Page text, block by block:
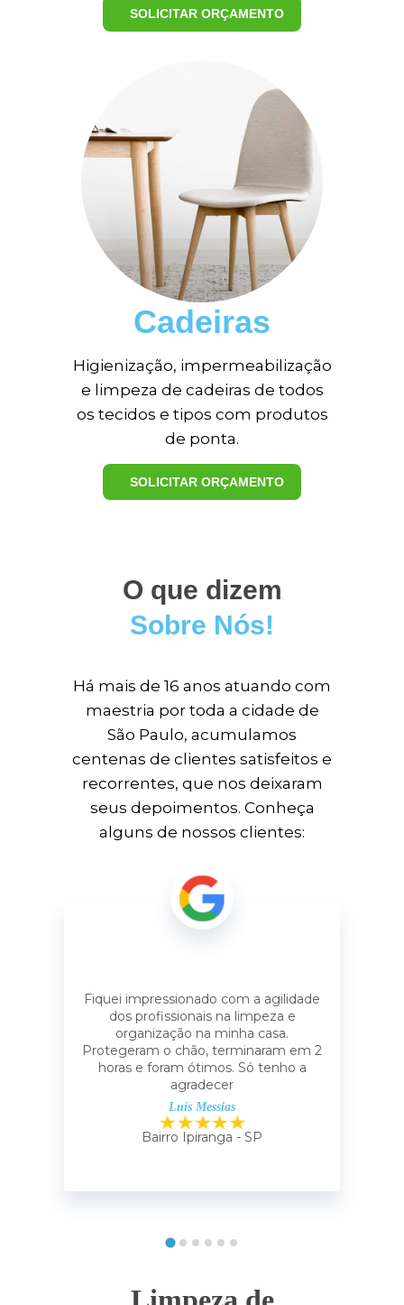
SOLICITAR ORÇAMENTO
Cadeiras
Higienização, impermeabilização
e limpeza de cadeiras de todos
os tecidos e tipos com produtos
de ponta.
SOLICITAR ORÇAMENTO
O que dizem
Sobre Nós!
Há mais de 16 anos atuando com
maestria por toda a cidade de
São Paulo, acumulamos
centenas de clientes satisfeitos e
recorrentes, que nos deixaram
seus depoimentos. Conheça
alguns de nossos clientes:
Fiquei impressionado com a agilidade
dos profissionais na limpeza e
organização na minha casa.
Protegeram o chão, terminaram em 2
horas e foram ótimos. Só tenho a
agradecer
Luís Messias
Bairro Ipiranga - SP